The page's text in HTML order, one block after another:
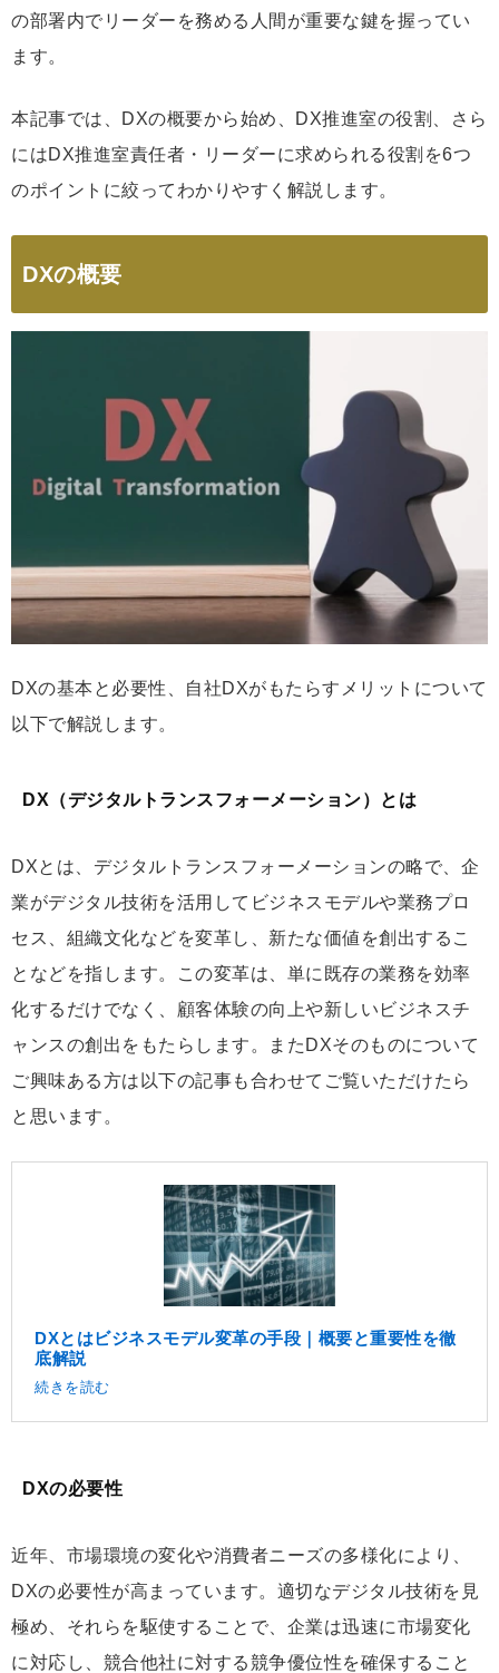
の部署内でリーダーを務める人間が重要な鍵を握ってい
ます。
本記事では、DXの概要から始め、DX推進室の役割、さら
にはDX推進室責任者・リーダーに求められる役割を6つ
のポイントに絞ってわかりやすく解説します。
DXの概要
DXの基本と必要性、自社DXがもたらすメリットについて
以下で解説します。
DX（デジタルトランスフォーメーション）とは
DXとは、デジタルトランスフォーメーションの略で、企
業がデジタル技術を活用してビジネスモデルや業務プロ
セス、組織文化などを変革し、新たな価値を創出するこ
となどを指します。この変革は、単に既存の業務を効率
化するだけでなく、顧客体験の向上や新しいビジネスチ
ャンスの創出をもたらします。またDXそのものについて
ご興味ある方は以下の記事も合わせてご覧いただけたら
と思います。
DXとはビジネスモデル変革の手段｜概要と重要性を徹
底解説
続きを読む
DXの必要性
近年、市場環境の変化や消費者ニーズの多様化により、
DXの必要性が高まっています。適切なデジタル技術を見
極め、それらを駆使することで、企業は迅速に市場変化
に対応し、競合他社に対する競争優位性を確保すること